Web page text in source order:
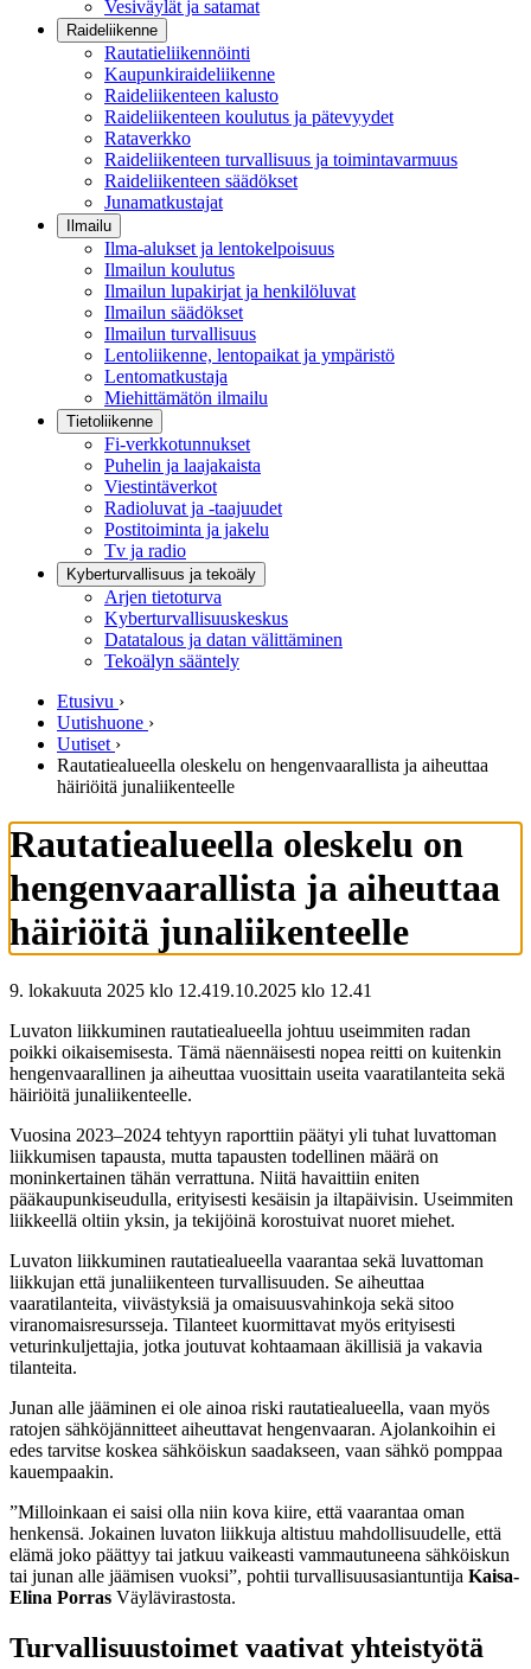
Vesiväylät ja satamat
Raideliikenne
Rautatieliikennöinti
Kaupunkiraideliikenne
Raideliikenteen kalusto
Raideliikenteen koulutus ja pätevyydet
Rataverkko
Raideliikenteen turvallisuus ja toimintavarmuus
Raideliikenteen säädökset
Junamatkustajat
Ilmailu
Ilma-alukset ja lentokelpoisuus
Ilmailun koulutus
Ilmailun lupakirjat ja henkilöluvat
Ilmailun säädökset
Ilmailun turvallisuus
Lentoliikenne, lentopaikat ja ympäristö
Lentomatkustaja
Miehittämätön ilmailu
Tietoliikenne
Fi-verkkotunnukset
Puhelin ja laajakaista
Viestintäverkot
Radioluvat ja -taajuudet
Postitoiminta ja jakelu
Tv ja radio
Kyberturvallisuus ja tekoäly
Arjen tietoturva
Kyberturvallisuuskeskus
Datatalous ja datan välittäminen
Tekoälyn sääntely
Etusivu ›
Uutishuone ›
Uutiset ›
Rautatiealueella oleskelu on hengenvaarallista ja aiheuttaa
häiriöitä junaliikenteelle
Rautatiealueella oleskelu on
hengenvaarallista ja aiheuttaa
häiriöitä junaliikenteelle
9. lokakuuta 2025 klo 12.419.10.2025 klo 12.41
Luvaton liikkuminen rautatiealueella johtuu useimmiten radan
poikki oikaisemisesta. Tämä näennäisesti nopea reitti on kuitenkin
hengenvaarallinen ja aiheuttaa vuosittain useita vaaratilanteita sekä
häiriöitä junaliikenteelle.
Vuosina 2023–2024 tehtyyn raporttiin päätyi yli tuhat luvattoman
liikkumisen tapausta, mutta tapausten todellinen määrä on
moninkertainen tähän verrattuna. Niitä havaittiin eniten
pääkaupunkiseudulla, erityisesti kesäisin ja iltapäivisin. Useimmiten
liikkeellä oltiin yksin, ja tekijöinä korostuivat nuoret miehet.
Luvaton liikkuminen rautatiealueella vaarantaa sekä luvattoman
liikkujan että junaliikenteen turvallisuuden. Se aiheuttaa
vaaratilanteita, viivästyksiä ja omaisuusvahinkoja sekä sitoo
viranomaisresursseja. Tilanteet kuormittavat myös erityisesti
veturinkuljettajia, jotka joutuvat kohtaamaan äkillisiä ja vakavia
tilanteita.
Junan alle jääminen ei ole ainoa riski rautatiealueella, vaan myös
ratojen sähköjännitteet aiheuttavat hengenvaaran. Ajolankoihin ei
edes tarvitse koskea sähköiskun saadakseen, vaan sähkö pomppaa
kauempaakin.
”Milloinkaan ei saisi olla niin kova kiire, että vaarantaa oman
henkensä. Jokainen luvaton liikkuja altistuu mahdollisuudelle, että
elämä joko päättyy tai jatkuu vaikeasti vammautuneena sähköiskun
tai junan alle jäämisen vuoksi”, pohtii turvallisuusasiantuntija Kaisa-
Elina Porras Väylävirastosta.
Turvallisuustoimet vaativat yhteistyötä